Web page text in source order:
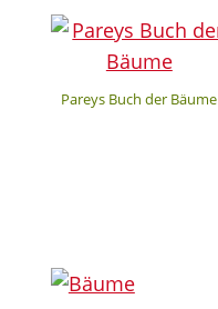
Pareys Buch der Bäume